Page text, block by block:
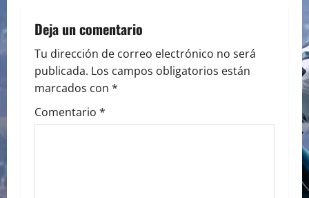
a
v
i
g
Deja un comentario
Tu dirección de correo electrónico no será
publicada. Los campos obligatorios están
marcados con *
Comentario *